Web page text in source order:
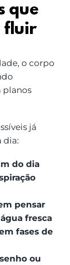
que
fluir
o corpo
planos
já
dia:
do dia
pensar
fresca
fases de
ou